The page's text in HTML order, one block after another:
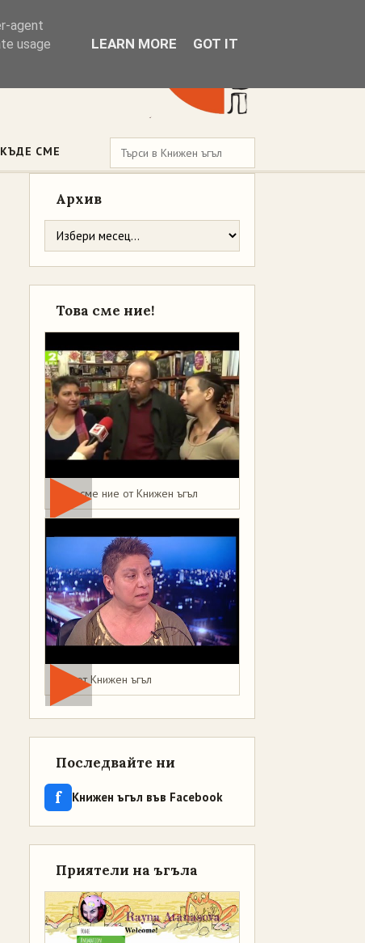
КЪДЕ СМЕ
Архив
Това сме ние!
Това сме ние от Книжен ъгъл
Мая от Книжен ъгъл
Последвайте ни
f Книжен ъгъл във Facebook
Приятели на ъгъла
agent
usage
LEARN MORE GOT IT